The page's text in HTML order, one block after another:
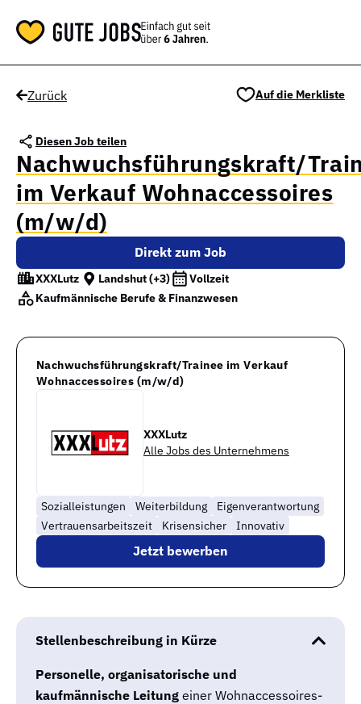
Zurück
Diesen Job teilen
Auf die Merkliste
Nachwuchsführungskraft/
im Verkauf Wohnaccessoires
(m/w/d)
Direkt zum Job
XXXLutz Landshut(+3)
Vollzeit
Kaufmännische Berufe & Finanzwesen
Stellenbeschreibung in Kürze
Personelle, organisatorische und
kaufmännische Leitung einer Wohnaccessoires-
Nachwuchsführungskraft/Trainee im Verkauf
Wohnaccessoires (m/w/d)
XXXLutz
Alle Jobs des Unternehmens
Sozialleistungen Weiterbildung
Eigenverantwortung
Vertrauensarbeitszeit
Krisensicher Innovativ
Jetzt bewerben